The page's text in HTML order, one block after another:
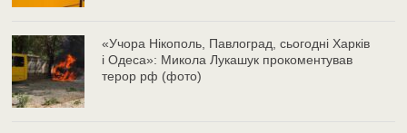
«Учора Нікополь, Павлоград, сьогодні Харків
і Одеса»: Микола Лукашук прокоментував
терор рф (фото)